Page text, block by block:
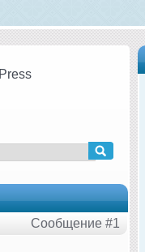
Сообщение #1